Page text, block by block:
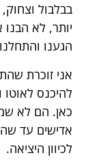
בבלבול
יותר, לא הבנו
הגענו
אני זוכרת
להיכנס
כאן. הם לא
אדישים עד
לכיוון היציאה.